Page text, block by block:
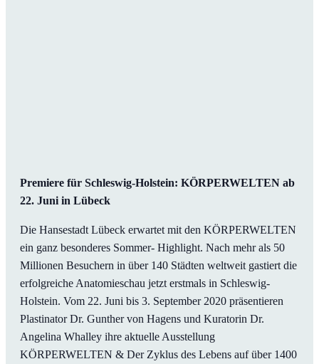
Premiere für Schleswig-Holstein: KÖRPERWELTEN ab
22. Juni in Lübeck
Die Hansestadt Lübeck erwartet mit den KÖRPERWELTEN
ein ganz besonderes Sommer- Highlight. Nach mehr als 50
Millionen Besuchern in über 140 Städten weltweit gastiert die
erfolgreiche Anatomieschau jetzt erstmals in Schleswig-
Holstein. Vom 22. Juni bis 3. September 2020 präsentieren
Plastinator Dr. Gunther von Hagens und Kuratorin Dr.
Angelina Whalley ihre aktuelle Ausstellung
KÖRPERWELTEN & Der Zyklus des Lebens auf über 1400